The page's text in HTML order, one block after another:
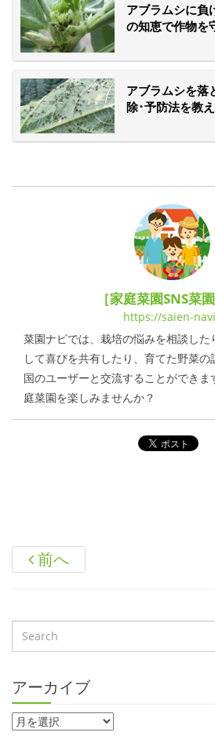
アブラムシに負
の知恵で作物
アブラムシを
除･予防法を教
［家庭菜園SNS菜
https://saien-
菜園ナビでは、栽培の悩みを相談し
して喜びを共有したり、育てた野菜
国のユーザーと交流することができ
庭菜園を楽しみませんか？
前へ
アーカイブ